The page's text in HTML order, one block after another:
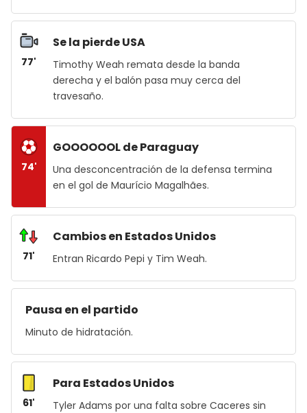
77'
Se la pierde USA
Timothy Weah remata desde la banda
derecha y el balón pasa muy cerca del
travesaño.
74'
GOOOOOOL de Paraguay
Una desconcentración de la defensa termina
en el gol de Maurício Magalhães.
71'
Cambios en Estados Unidos
Entran Ricardo Pepi y Tim Weah.
Pausa en el partido
Minuto de hidratación.
61'
Para Estados Unidos
Tyler Adams por una falta sobre Caceres sin